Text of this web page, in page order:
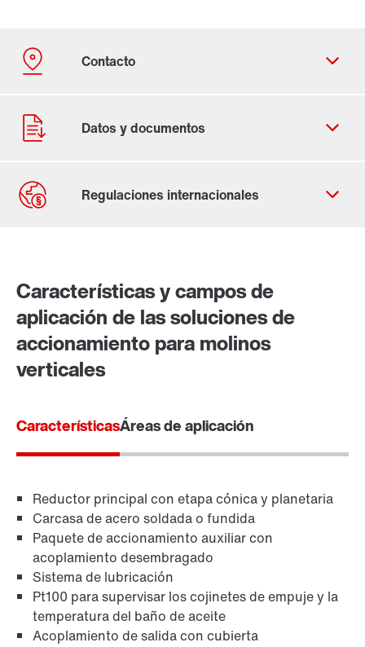
Características y campos de
aplicación de las soluciones de
accionamiento para molinos
verticales
CaracterísticasÁreas de aplicación
Reductor principal con etapa cónica y planetaria
Carcasa de acero soldada o fundida
Paquete de accionamiento auxiliar con
acoplamiento desembragado
Sistema de lubricación
Pt100 para supervisar los cojinetes de empuje y la
temperatura del baño de aceite
Acoplamiento de salida con cubierta